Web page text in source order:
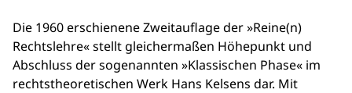
Die 1960 erschienene Zweitauflage der »Reine(n)
Rechtslehre« stellt gleichermaßen Höhepunkt und
Abschluss der sogenannten »Klassischen Phase« im
rechtstheoretischen Werk Hans Kelsens dar. Mit